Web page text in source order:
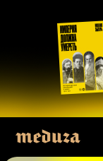
материалам